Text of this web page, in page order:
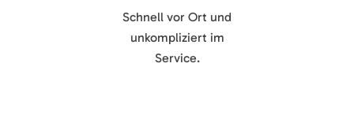
Schnell vor Ort und
unkompliziert im
Service.